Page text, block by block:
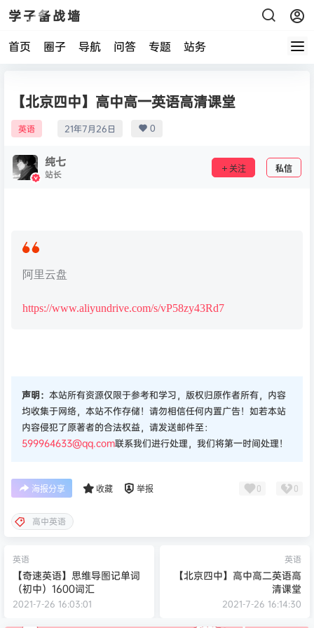
学子备战墙
首页 圈子 导航 问答 专题 站务
【北京四中】高中高一英语高清课堂
英语 21年7月26日 0
纯七
站长 关注 私信
阿里云盘
https://www.aliyundrive.com/s/vP58zy43Rd7
声明： 本站所有资源仅限于参考和学习，版权归原作者所有，内容
均收集于网络，本站不作存储！请勿相信任何内置广告！如若本站
内容侵犯了原著者的合法权益，请发送邮件至：
599964633@qq.com联系我们进行处理，我们将第一时间处理！
海报分享 收藏 举报 0 0
高中英语
英语
【奇速英语】思维导图记单词
（初中）1600词汇
2021-7-26 16:03:01
英语
【北京四中】高中高二英语高
清课堂
2021-7-26 16:14:30